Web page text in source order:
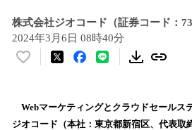
株式会社ジオコード（証券コード：
2024年3月6日 08時40分
い
！
数
Webマーケティングとクラウドセールス
ジオコード（本社：東京都新宿区、代表取